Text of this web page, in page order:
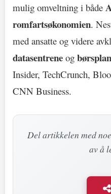
mulig omveltning i både
romfartsøkonomien.
med ansatte og videre
datasentrene og
Insider, TechCrunch,
CNN Business.
Del artikkelen med
av å